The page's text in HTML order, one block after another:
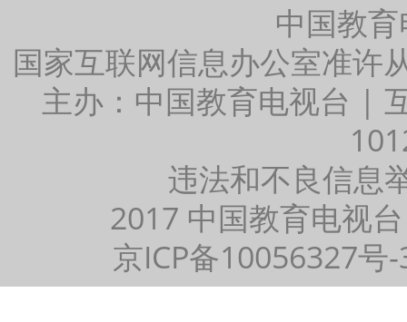
中国教
国家互联网信息办公室准许
主办：中国教育电视台 |
违法和不良信息
2017 中国教育电视
京ICP备10056327号